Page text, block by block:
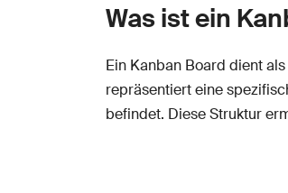
Was ist ein
Ein Kanban Board dient
repräsentiert eine
befindet. Diese Struktur